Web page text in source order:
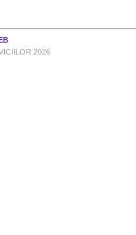
2026